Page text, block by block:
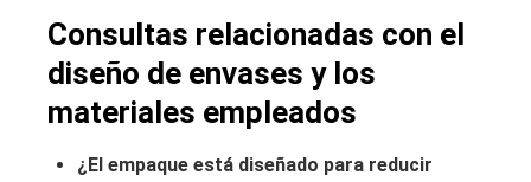
Consultas relacionadas con el
diseño de envases y los
materiales empleados
¿El empaque está diseñado para reducir